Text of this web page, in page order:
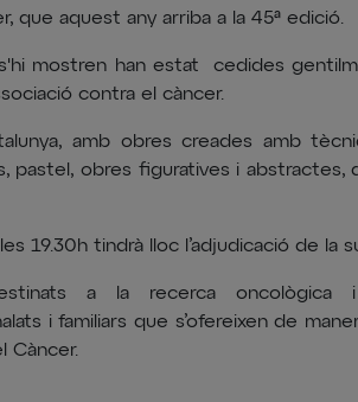
que aquest any arriba a la 45ª edició.
mostren han estat cedides
contra el càncer.
amb obres creades amb
pastel, obres figuratives i abstractes,
19.30h tindrà lloc l’adjudicació de la
a la recerca oncològica
i familiars que s’ofereixen de
Càncer.